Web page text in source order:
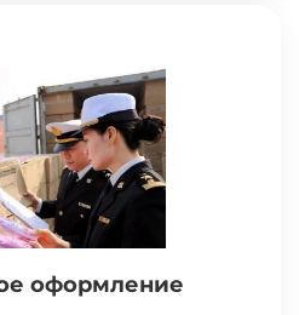
оформление